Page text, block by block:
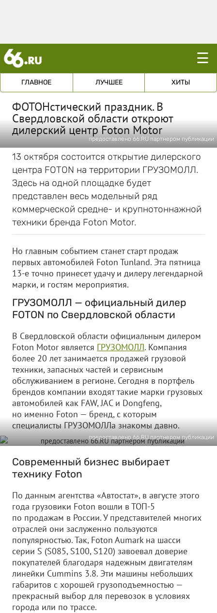
☰
ГЛАВНОЕ ЛУЧШЕЕ ХИТЫ
ФОТОНстический праздник. В
Свердловской области откроют
дилерский центр Foton Motor
предоставлено 66.RU партнером публикации
13 октября состоится открытие дилерского
центра FOTON на территории ГРУЗОМОЛЛ.
Здесь на одной площадке будет
представлен весь модельный ряд
коммерческой средне- и крупнотоннажной
техники бренда Foton Motor.
Но главным событием станет старт продаж
первых автомобилей Foton Tunland. Эта пятница
13-е точно принесет удачу и дилеру легендарной
марки, и гостям мероприятия.
ГРУЗОМОЛЛ — официальный дилер
FOTON по Свердловской области
В Свердловской области официальным дилером
Foton Motor является ГРУЗОМОЛЛ. Компания
более 20 лет занимается продажей грузовой
техники, запасных частей и сервисным
обслуживанием в регионе. Сегодня в портфель
брендов компании входят такие марки грузовых
автомобилей как FAW, JAC и Dongfeng,
но именно Foton — бренд, с которым
специалисты ГРУЗОМОЛЛа знакомы давно.
предоставлено 66.RU партнером публикации
Современный бизнес выбирает
технику Foton
По данным агентства «Автостат», в августе этого
года грузовики Foton вошли в ТОП-5
по продажам в России. У представителей многих
отраслей они заслуженно пользуются
популярностью. Так, Foton Aumark на шасси
серии S (S085, S100, S120) завоевал доверие
покупателей благодаря надежным двигателям
линейки Cummins 3.8. Эти машины небольших
габаритов с хорошей грузоподъемностью —
прекрасный выбор для перевозок в условиях
города или по трассе.